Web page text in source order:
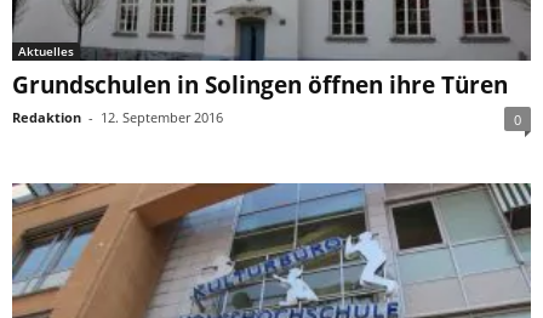
Aktuelles
Grundschulen in Solingen öffnen ihre Türen
Redaktion - 12. September 2016 0